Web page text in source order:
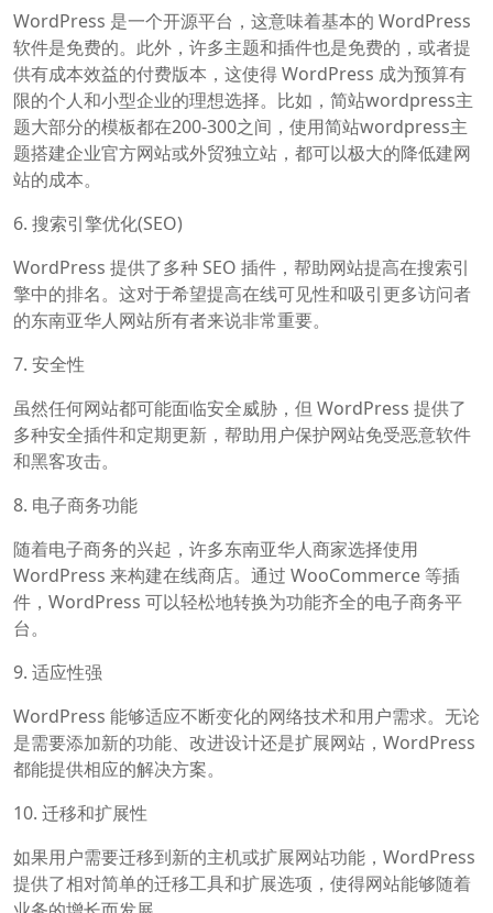
WordPress 是一个开源平台，这意味着基本的 WordPress
软件是免费的。此外，许多主题和插件也是免费的，或者提
供有成本效益的付费版本，这使得 WordPress 成为预算有
限的个人和小型企业的理想选择。比如，简站wordpress主
题大部分的模板都在200-300之间，使用简站wordpress主
题搭建企业官方网站或外贸独立站，都可以极大的降低建网
站的成本。
6. 搜索引擎优化(SEO)
WordPress 提供了多种 SEO 插件，帮助网站提高在搜索引
擎中的排名。这对于希望提高在线可见性和吸引更多访问者
的东南亚华人网站所有者来说非常重要。
7. 安全性
虽然任何网站都可能面临安全威胁，但 WordPress 提供了
多种安全插件和定期更新，帮助用户保护网站免受恶意软件
和黑客攻击。
8. 电子商务功能
随着电子商务的兴起，许多东南亚华人商家选择使用
WordPress 来构建在线商店。通过 WooCommerce 等插
件，WordPress 可以轻松地转换为功能齐全的电子商务平
台。
9. 适应性强
WordPress 能够适应不断变化的网络技术和用户需求。无论
是需要添加新的功能、改进设计还是扩展网站，WordPress
都能提供相应的解决方案。
10. 迁移和扩展性
如果用户需要迁移到新的主机或扩展网站功能，WordPress
提供了相对简单的迁移工具和扩展选项，使得网站能够随着